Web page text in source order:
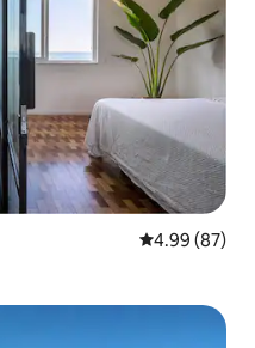
從 87 則評價
4.99 (87)